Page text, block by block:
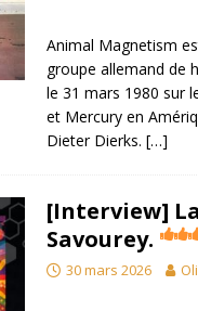
Animal Magnetism
groupe allemand de
le 31 mars 1980 sur
et Mercury en
Dieter Dierks. […]
[Interview]
Savourey.
30 mars 2026